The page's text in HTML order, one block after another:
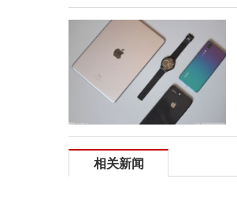
相关新闻